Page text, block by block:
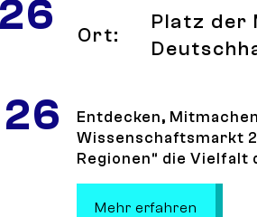
26
Ort:
Platz der
Entdecken,
Wissenschaftsmarkt
Regionen“ die Vielfalt
Mehr erfahren